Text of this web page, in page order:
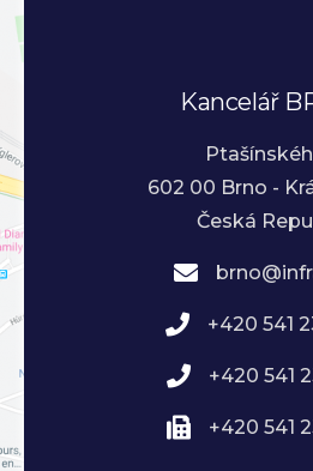
Kancelář
602 00 Brno -
Česká
+420 541
+420 541
+420 541